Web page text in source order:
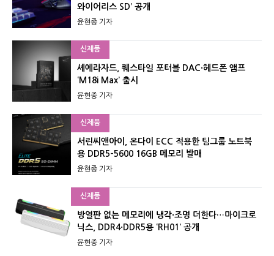
와이어리스 SD’ 공개
윤현종 기자
신제품
셰에라자드, 퀘스타일 포터블 DAC·헤드폰 앰프
‘M18i Max’ 출시
윤현종 기자
신제품
서린씨앤아이, 온다이 ECC 적용한 팀그룹 노트북
용 DDR5-5600 16GB 메모리 발매
윤현종 기자
신제품
방열판 없는 메모리에 냉각·조명 더한다…마이크로
닉스, DDR4·DDR5용 ‘RH01’ 공개
윤현종 기자